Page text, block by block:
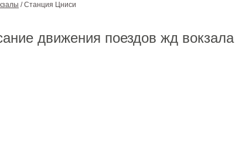
/Станция Цниси
движения поездов жд вокзала